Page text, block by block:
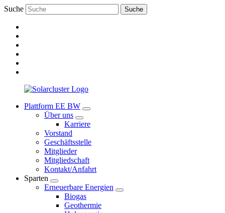
Suche Suche
Plattform EE BW
Über uns
Karriere
Vorstand
Geschäftsstelle
Mitglieder
Mitgliedschaft
Kontakt/Anfahrt
Sparten
Erneuerbare Energien
Biogas
Geothermie